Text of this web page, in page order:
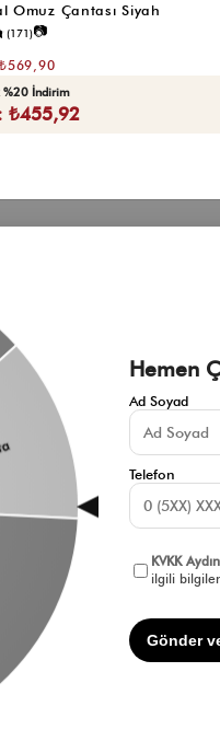
Omuz Çantası Siyah
(171)📷
₺569,90
%20 İndirim
₺455,92
Kategorilerimiz
İade
Hemen
Ad Soyad
Telefon
KVKK
ilgili
Gönder